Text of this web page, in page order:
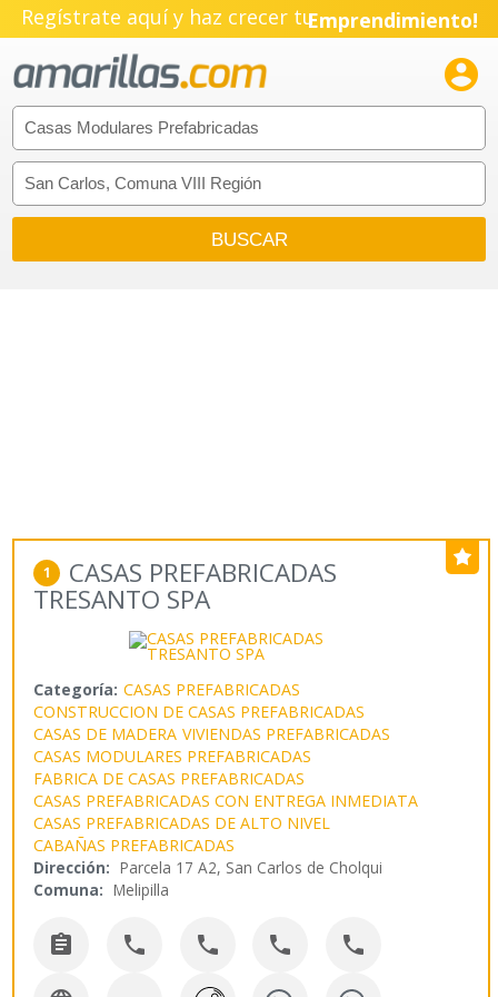
Regístrate aquí y haz crecer tuEmprendimiento!

1 CASAS PREFABRICADAS
TRESANTO SPA
Categoría: CASAS PREFABRICADAS
CONSTRUCCION DE CASAS PREFABRICADAS
CASAS DE MADERA VIVIENDAS PREFABRICADAS
CASAS MODULARES PREFABRICADAS
FABRICA DE CASAS PREFABRICADAS
CASAS PREFABRICADAS CON ENTREGA INMEDIATA
CASAS PREFABRICADAS DE ALTO NIVEL
CABAÑAS PREFABRICADAS
Dirección: Parcela 17 A2, San Carlos de Cholqui
Comuna: Melipilla
    